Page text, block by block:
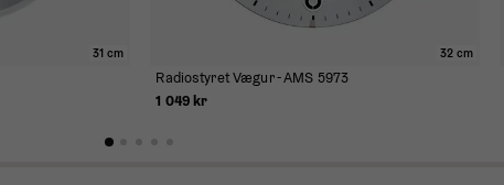
31 cm 32 cm
Radiostyret Vægur - AMS 5973
1 049 kr